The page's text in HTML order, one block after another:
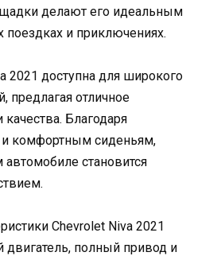
делают его идеальным
поездках и приключениях.
2021 доступна для широкого
предлагая отличное
Благодаря
и комфортным сиденьям,
становится
Chevrolet Niva 2021
полный привод и